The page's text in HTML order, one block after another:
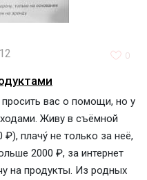
0
вас о помощи, но у
Живу в съёмной
₽), плачу́ не только за неё,
2000 ₽, за интернет
на продукты. Из родных